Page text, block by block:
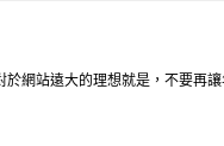
於網站遠大的理想就是，不要再